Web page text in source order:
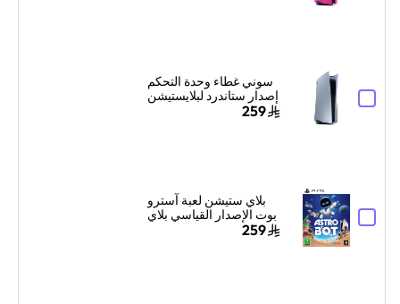
سوني غطاء وحدة التحكم
إصدار ستاندرد لبلايستيشن
259
بلاي ستيشن لعبة آسترو
بوت الإصدار القياسي بلاي
259